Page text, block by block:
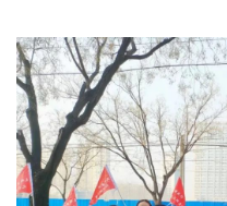
北京宣传文化引导基金
宣传思想文化人才
专题